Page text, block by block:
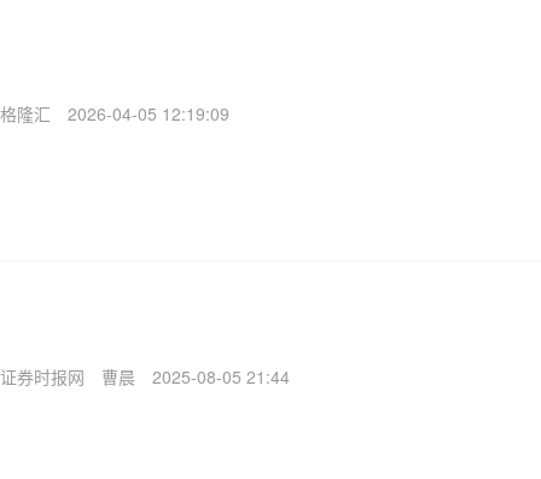
格隆汇 2026-04-05 12:19:09
证券时报网 曹晨 2025-08-05 21:44